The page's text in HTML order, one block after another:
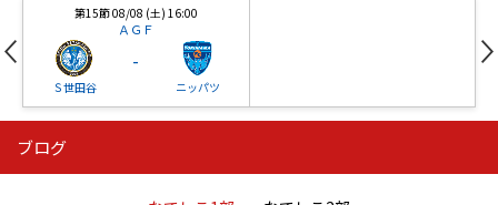
第15節 08/08 (土) 16:00
ＡＧＦ
Ｓ世田谷
-
ニッパツ
ニッパツ 石人の星
ブログ